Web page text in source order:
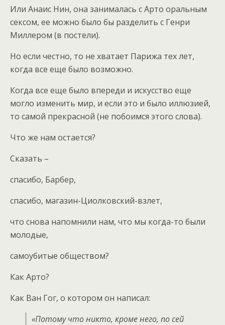
Или Анаис Нин, она занималась с Арто оральным
сексом, ее можно было бы разделить с Генри
Миллером (в постели).
Но если честно, то не хватает Парижа тех лет,
когда все еще было возможно.
Когда все еще было впереди и искусство еще
могло изменить мир, и если это и было иллюзией,
то самой прекрасной (не побоимся этого слова).
Что же нам остается?
Сказать –
спасибо, Барбер,
спасибо, магазин-Циолковский-взлет,
что снова напомнили нам, что мы когда-то были
молодые,
самоубитые обществом?
Как Арто?
Как Ван Гог, о котором он написал:
«Потому что никто, кроме него, по сей